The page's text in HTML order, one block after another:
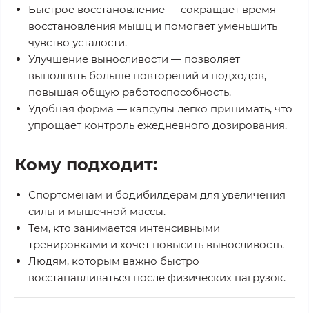
Быстрое восстановление — сокращает время
восстановления мышц и помогает уменьшить
чувство усталости.
Улучшение выносливости — позволяет
выполнять больше повторений и подходов,
повышая общую работоспособность.
Удобная форма — капсулы легко принимать, что
упрощает контроль ежедневного дозирования.
Кому подходит:
Спортсменам и бодибилдерам для увеличения
силы и мышечной массы.
Тем, кто занимается интенсивными
тренировками и хочет повысить выносливость.
Людям, которым важно быстро
восстанавливаться после физических нагрузок.